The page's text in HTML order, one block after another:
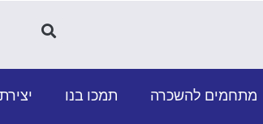
מתחמים להשכרה תמכו בנו